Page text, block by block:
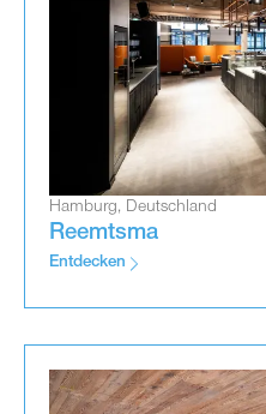
Hamburg, Deutschland
Reemtsma
Entdecken